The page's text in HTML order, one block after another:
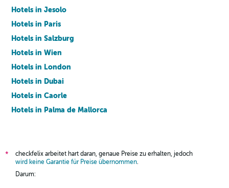
Hotels in Jesolo
Hotels in Paris
Hotels in Salzburg
Hotels in Wien
Hotels in London
Hotels in Dubai
Hotels in Caorle
Hotels in Palma de Mallorca
*
checkfelix arbeitet hart daran, genaue Preise zu erhalten, jedoch
wird keine Garantie für Preise übernommen.
Darum: